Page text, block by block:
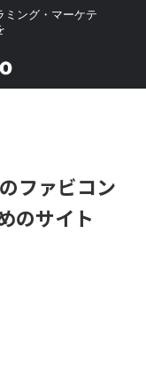
ミング・マーケテ
ファビコン
のサイト